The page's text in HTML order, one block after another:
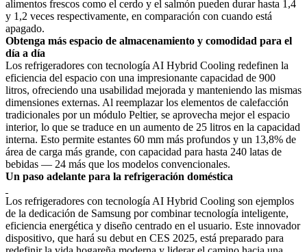
alimentos frescos como el cerdo y el salmón pueden durar hasta 1,4
y 1,2 veces respectivamente, en comparación con cuando está
apagado.
Obtenga más espacio de almacenamiento y comodidad para el
día a día
Los refrigeradores con tecnología AI Hybrid Cooling redefinen la
eficiencia del espacio con una impresionante capacidad de 900
litros, ofreciendo una usabilidad mejorada y manteniendo las mismas
dimensiones externas. Al reemplazar los elementos de calefacción
tradicionales por un módulo Peltier, se aprovecha mejor el espacio
interior, lo que se traduce en un aumento de 25 litros en la capacidad
interna. Esto permite estantes 60 mm más profundos y un 13,8% de
área de carga más grande, con capacidad para hasta 240 latas de
bebidas — 24 más que los modelos convencionales.
Un paso adelante para la refrigeración doméstica
Los refrigeradores con tecnología AI Hybrid Cooling son ejemplos
de la dedicación de Samsung por combinar tecnología inteligente,
eficiencia energética y diseño centrado en el usuario. Este innovador
dispositivo, que hará su debut en CES 2025, está preparado para